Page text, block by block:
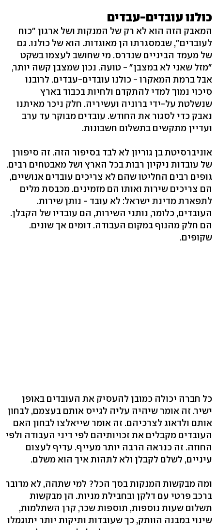
כולנו עובדים-עבדים
המאבק הזה הוא לא רק של המנקות ושל ארגון "כוח
לעובדים", שבמסגרתו הן מאוגדות. הוא של כולנו. גם
של מעמד הביניים שנדרס. מי שחושב לעצמו בשקט
"מזל שאני לא במצבן" - טועה. נכון שמצבן קשה יותר,
אבל ברמת המאקרו - כולנו עובדים-עבדים. לרובנו
סיכוי נמוך למדי להתקדם ולחיות בכבוד בארץ
שנשלטת על-ידי ברוניה ועשיריה. חלק ניכר מאיתנו
נאבק כדי לסגור את החודש. עובדים מבוקר עד ערב
ועדיין מתקשים בתשלום חשבונות.
אוניברסיטת בן גוריון לא לבד בסיפור הזה. זה סיפורן
של עובדות ניקיון רבות בכל הארץ ושל מאבטחים רבים.
גופים רבים החליטו שהם לא צריכים עובדים אנושיים,
הם צריכים שירות ואותו הם מזמינים. מכבסת מלים
לתפארת מדינת ישראל: לא עובד - נותן שירות.
העובדים, כלומר, נותני השירות, הם עובדיו של הקבלן.
הם חלק מהנוף במקום העבודה. דומים אך שונים.
שקופים.
כל חברה יכולה כמובן להעסיק את העובדים באופן
ישיר. זה אומר שיהיה עליה לגייס אותם בעצמם, לבחון
אותם ולדאוג לצרכיהם. זה אומר שייאלצו לבחון האם
העובדים מקבלים את זכויותיהם לפי דיני העבודה ולפי
החוזה. זה כנראה הרבה יותר מעייף. עדיף לעצום
עיניים, לשלם לקבלן ולא לתהות איך הוא משלם.
ומה מבקשות המנקות בסך הכל? למי שתהה, לא מדובר
ברכב פרטי עם דלקן ובחבילת מניות. הן מבקשות
תשלום שעות נוספות, תוספות שכר, קרן השתלמות,
שינוי במבנה הוותק, כך שעובדות ותיקות יותר יתוגמלו